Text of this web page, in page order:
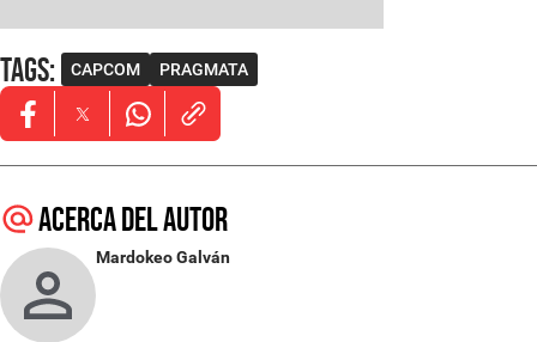
Tags: CAPCOM PRAGMATA
Opens in new window
Opens in new window
Opens in new window
Acerca del autor
Mardokeo Galván